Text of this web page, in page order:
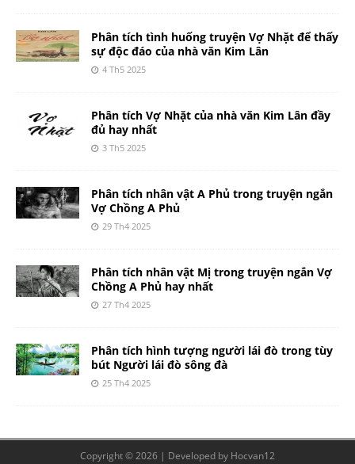
Phân tích tình huống truyện Vợ Nhặt để thấy
sự độc đáo của nhà văn Kim Lân
4 Th5 2025
Phân tích Vợ Nhặt của nhà văn Kim Lân đầy
đủ hay nhất
3 Th5 2025
Phân tích nhân vật A Phủ trong truyện ngắn
Vợ Chồng A Phủ
29 Th4 2025
Phân tích nhân vật Mị trong truyện ngắn Vợ
Chồng A Phủ hay nhất
27 Th4 2025
Phân tích hình tượng người lái đò trong tùy
bút Người lái đò sông đà
25 Th4 2025
Copyright © 2026 | Developed by Hocvan12